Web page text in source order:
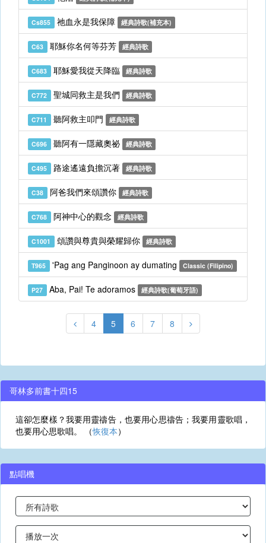
Cs855 祂血永是我保障 經典詩歌(補充本)
C63 耶穌你名何等芬芳 經典詩歌
C683 耶穌愛我從天降臨 經典詩歌
C772 聖城同救主是我們 經典詩歌
C711 聽阿救主叩門 經典詩歌
C696 聽阿有一隱藏奧祕 經典詩歌
C495 路途遙遠負擔沉著 經典詩歌
C38 阿爸我們來頌讚你 經典詩歌
C768 阿神中心的觀念 經典詩歌
C1001 頌讚與尊貴與榮耀歸你 經典詩歌
T965 'Pag ang Panginoon ay dumating Classic (Filipino)
P27 Aba, Pai! Te adoramos 經典詩歌(葡萄牙語)
4 5 6 7 8
哥林多前書十四15
這卻怎麼樣？我要用靈禱告，也要用心思禱告；我要用靈歌唱，
也要用心思歌唱。 （恢復本）
點唱機